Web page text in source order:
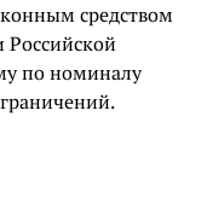
средством
Российской
по номиналу